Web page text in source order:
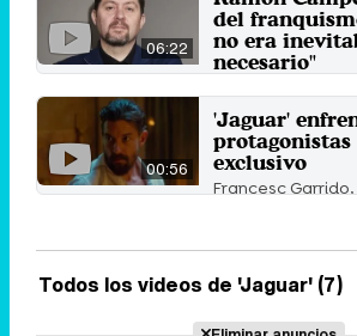
23 de septiembre
06:22
del
no era
necesario"
Producciones,
22 de septiembre
00:56
'Jaguar'
protagonistas
exclusivo
Francesc
21 de septiembre
Todos los videos de 'Jaguar' (7)